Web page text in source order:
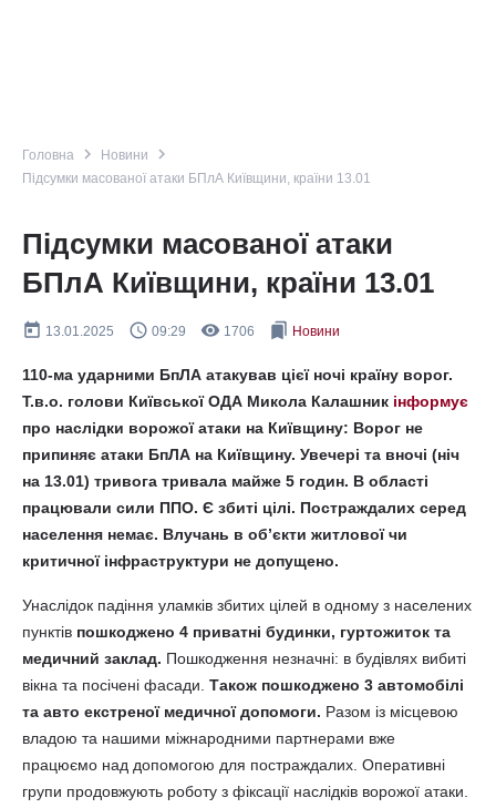
Головна navigate_next Новини navigate_next
Підсумки масованої атаки БПлА Київщини, країни 13.01
Підсумки масованої атаки
БПлА Київщини, країни 13.01
today 13.01.2025 query_builder 09:29 remove_red_eye 1706 bookmarks Новини
110-ма ударними БпЛА атакував цієї ночі країну ворог.
Т.в.о. голови Київської ОДА Микола Калашник інформує
про наслідки ворожої атаки на Київщину: Ворог не
припиняє атаки БпЛА на Київщину. Увечері та вночі (ніч
на 13.01) тривога тривала майже 5 годин. В області
працювали сили ППО. Є збиті цілі. Постраждалих серед
населення немає. Влучань в об’єкти житлової чи
критичної інфраструктури не допущено.
Унаслідок падіння уламків збитих цілей в одному з населених
пунктів пошкоджено 4 приватні будинки, гуртожиток та
медичний заклад. Пошкодження незначні: в будівлях вибиті
вікна та посічені фасади. Також пошкоджено 3 автомобілі
та авто екстреної медичної допомоги. Разом із місцевою
владою та нашими міжнародними партнерами вже
працюємо над допомогою для постраждалих. Оперативні
групи продовжують роботу з фіксації наслідків ворожої атаки.